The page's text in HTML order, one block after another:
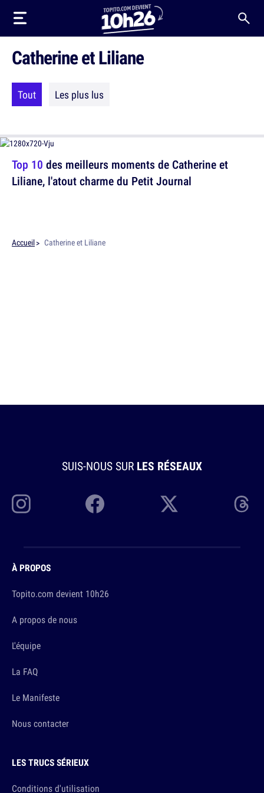
Catherine et Liliane
Tout Les plus lus
Top 10 des meilleurs moments de Catherine et
Liliane, l'atout charme du Petit Journal
Accueil Catherine et Liliane
SUIS-NOUS SUR LES RÉSEAUX
À PROPOS
Topito.com devient 10h26
A propos de nous
L'équipe
La FAQ
Le Manifeste
Nous contacter
LES TRUCS SÉRIEUX
Conditions d'utilisation